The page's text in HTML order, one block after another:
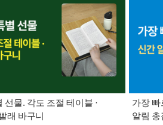
선물. 각도 조절 테이블 ·
래 바구니
가장
알림 총